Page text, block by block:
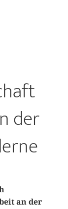
der
an der